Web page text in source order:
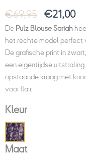
€69,95 €21,00
De Pulz Blouse Sariah
het rechte model perfect
De grafische print in
een eigentijdse
opstaande kraag met
voor flair.
Kleur
Maat